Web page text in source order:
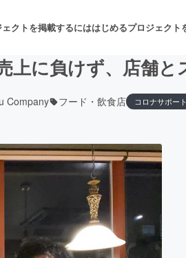
クトを掲載するにははじめるプロジェクト
舞台・パ
フード・
出版 アニメ・
上に負けず、店舗と
Company フード・飲食店 コロナサポー